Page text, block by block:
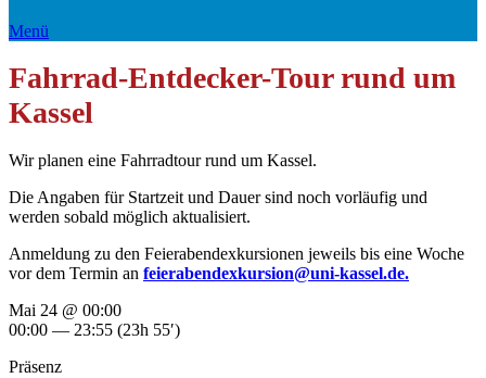
Menü
Fahrrad-Entdecker-Tour rund um
Kassel
Wir planen eine Fahrradtour rund um Kassel.
Die Angaben für Startzeit und Dauer sind noch vorläufig und
werden sobald möglich aktualisiert.
Anmeldung zu den Feierabendexkursionen jeweils bis eine Woche
vor dem Termin an feierabendexkursion@uni-kassel.de.
Mai 24 @ 00:00
00:00 — 23:55 (23h 55′)
Präsenz